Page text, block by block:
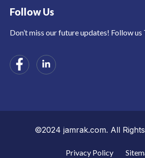
Follow Us
Don’t miss our future updates! Follow us
©2024 jamrak.com. All
Privacy Policy